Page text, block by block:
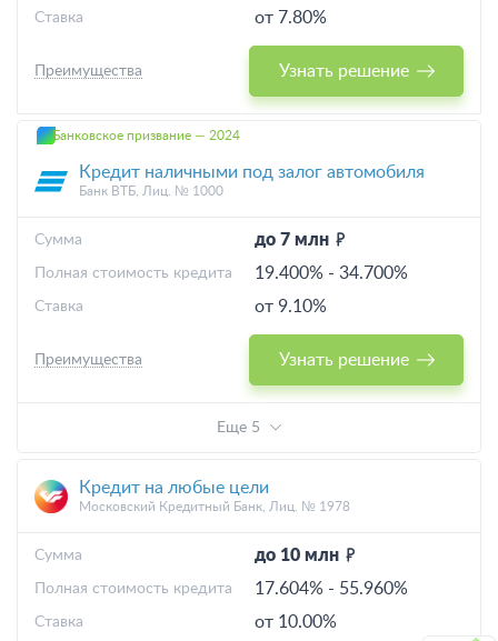
от 7.80%
Ставка
Узнать решение
Преимущества
Банковское призвание — 2024
Кредит наличными под залог автомобиля
Банк ВТБ, Лиц. № 1000
до 7 млн
Cумма
19.400% - 34.700%
Полная стоимость кредита
от 9.10%
Ставка
Узнать решение
Преимущества
Еще 5
Кредит на любые цели
Московский Кредитный Банк, Лиц. № 1978
до 10 млн
Cумма
17.604% - 55.960%
Полная стоимость кредита
от 10.00%
Ставка